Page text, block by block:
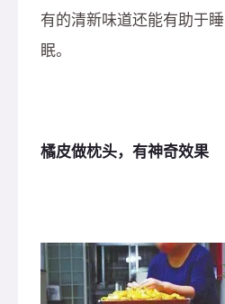
有的清新味道还能有助于睡
眠。
橘皮做枕头，有神奇效果